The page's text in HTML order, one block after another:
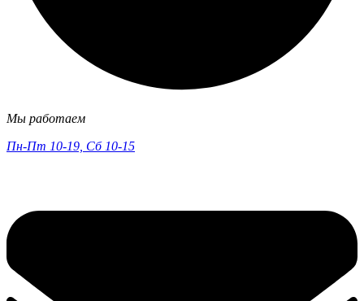
Мы работаем
Пн-Пт 10-19, Сб 10-15